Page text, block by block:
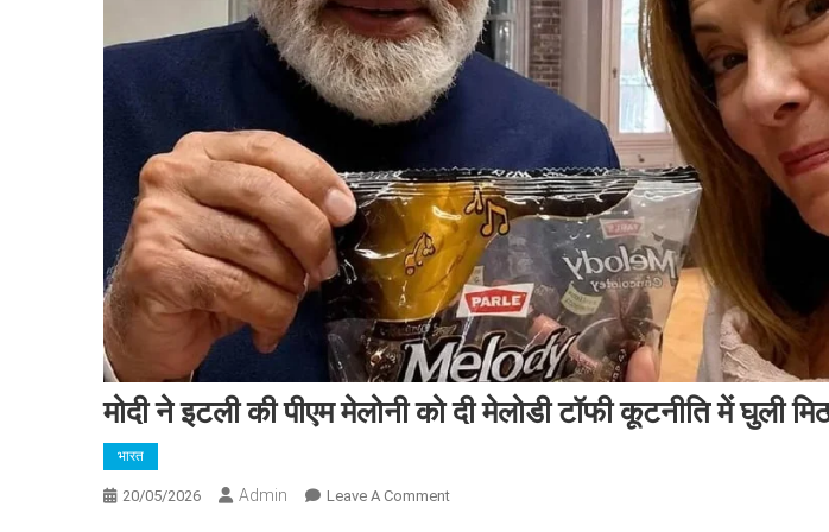
मोदी ने इटली की पीएम मेलोनी को दी मेलोडी टॉफी कूटनीति में घुली
भारत
20/05/2026 Admin Leave A CommentOn